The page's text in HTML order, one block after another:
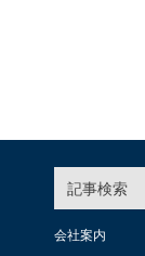
記事検索
会社案内